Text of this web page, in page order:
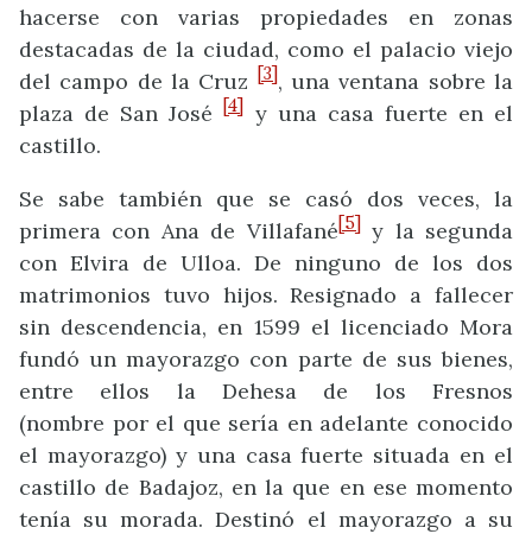
hacerse con varias propiedades en zonas
destacadas de la ciudad, como el palacio viejo
del campo de la Cruz
[3] , una ventana sobre la
plaza de San José[4]
y una casa fuerte en el
castillo.
Se sabe también que se casó dos veces, la
primera con Ana de Villafané [5] y la segunda
con Elvira de Ulloa. De ninguno de los dos
matrimonios tuvo hijos. Resignado a fallecer
sin descendencia, en 1599 el licenciado Mora
fundó un mayorazgo con parte de sus bienes,
entre ellos la Dehesa de los Fresnos
(nombre por el que sería en adelante conocido
el mayorazgo) y una casa fuerte situada en el
castillo de Badajoz, en la que en ese momento
tenía su morada. Destinó el mayorazgo a su